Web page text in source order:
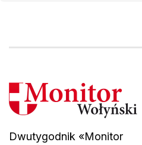
Dwutygodnik «Monitor